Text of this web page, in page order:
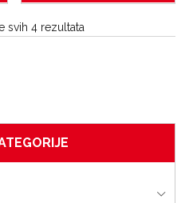
svih 4 rezultata